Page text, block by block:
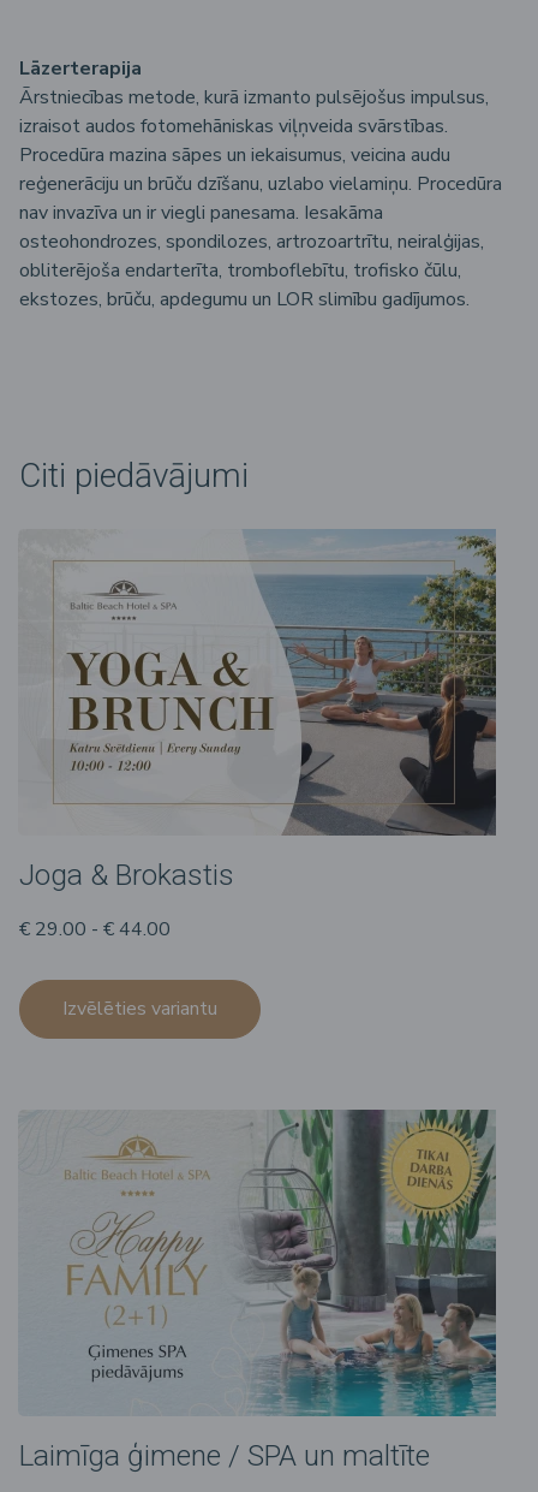
Lāzerterapija
Ārstniecības metode, kurā izmanto pulsējošus impulsus,
izraisot audos fotomehāniskas viļņveida svārstības.
Procedūra mazina sāpes un iekaisumus, veicina audu
reģenerāciju un brūču dzīšanu, uzlabo vielamiņu. Procedūra
nav invazīva un ir viegli panesama. Iesakāma
osteohondrozes, spondilozes, artrozoartrītu, neiralģijas,
obliterējoša endarterīta, tromboflebītu, trofisko čūlu,
ekstozes, brūču, apdegumu un LOR slimību gadījumos.
Citi piedāvājumi
Joga & Brokastis
€ 29.00 - € 44.00
Izvēlēties variantu
Laimīga ģimene / SPA un maltīte